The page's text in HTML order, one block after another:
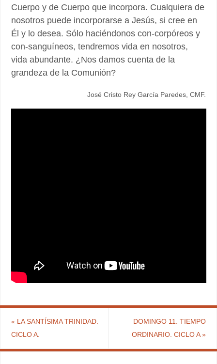
Cuerpo y de Cuerpo que incorpora. Cualquiera de
nosotros puede incorporarse a Jesús, si cree en
Él y lo desea. Sólo haciéndonos con-corpóreos y
con-sanguíneos, tendremos vida en nosotros,
vida abundante. ¿Nos damos cuenta de la
grandeza de la Comunión?
José Cristo Rey García Paredes, CMF.
« LA SANTÍSIMA TRINIDAD.
CICLO A.
DOMINGO 11. TIEMPO
ORDINARIO. CICLO A»